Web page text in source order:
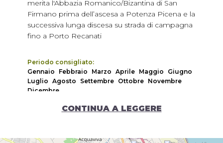
merita l'Abbazia Romanico/Bizantina di San
Firmano prima dell’ascesa a Potenza Picena e la
successiva lunga discesa su strada di campagna
fino a Porto Recanati
Periodo consigliato:
Gennaio
Febbraio Marzo Aprile Maggio
Giugno
Luglio Agosto Settembre Ottobre Novembre
Dicembre
CONTINUA A LEGGERE